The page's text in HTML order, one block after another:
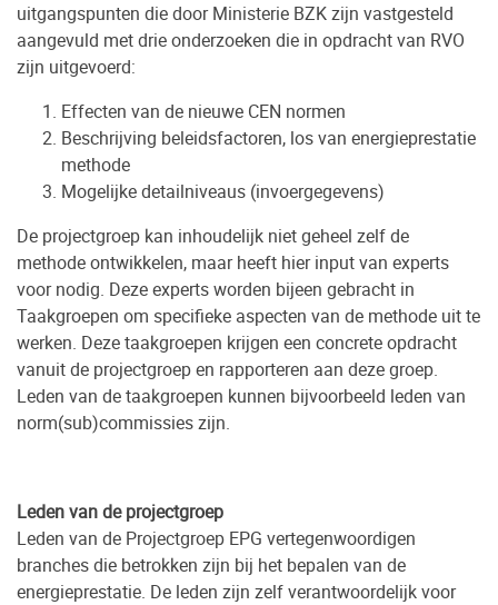
uitgangspunten die door Ministerie BZK zijn vastgesteld
aangevuld met drie onderzoeken die in opdracht van RVO
zijn uitgevoerd:
Effecten van de nieuwe CEN normen
Beschrijving beleidsfactoren, los van energieprestatie
methode
Mogelijke detailniveaus (invoergegevens)
De projectgroep kan inhoudelijk niet geheel zelf de
methode ontwikkelen, maar heeft hier input van experts
voor nodig. Deze experts worden bijeen gebracht in
Taakgroepen om specifieke aspecten van de methode uit te
werken. Deze taakgroepen krijgen een concrete opdracht
vanuit de projectgroep en rapporteren aan deze groep.
Leden van de taakgroepen kunnen bijvoorbeeld leden van
norm(sub)commissies zijn.
Leden van de projectgroep
Leden van de Projectgroep EPG vertegenwoordigen
branches die betrokken zijn bij het bepalen van de
energieprestatie. De leden zijn zelf verantwoordelijk voor